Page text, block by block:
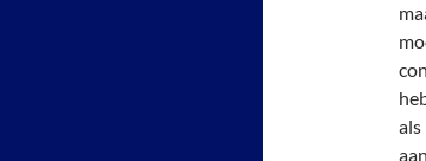
als